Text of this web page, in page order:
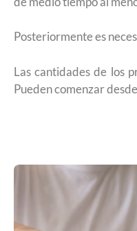
Posteriormente es
Las cantidades de los
Pueden comenzar